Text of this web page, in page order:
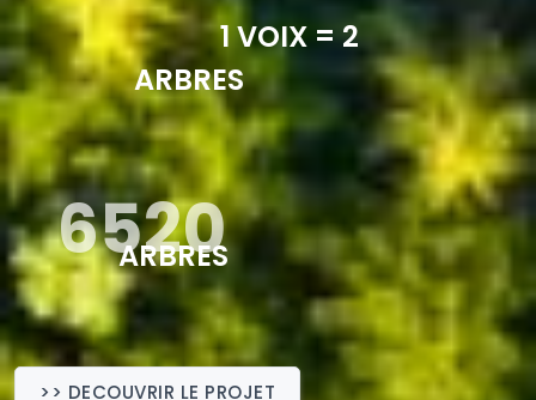
1 VOIX = 2
ARBRES
6520
ARBRES
>> DECOUVRIR LE PROJET